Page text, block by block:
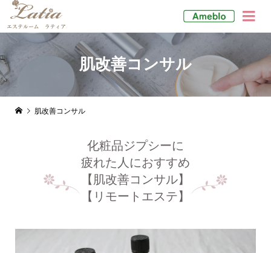

肌改善コンサル
肌改善コンサル
化粧品ジプシーに
疲れた人におすすめ
【肌改善コンサル】
【リモートエステ】